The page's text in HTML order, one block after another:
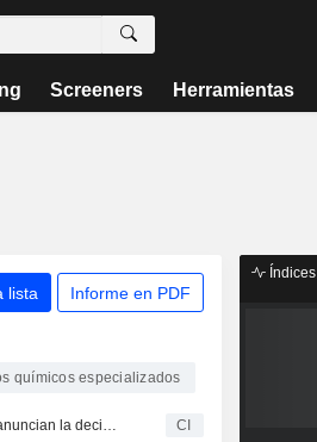
Screeners Herramientas
lista Informe en PDF
químicos especializados
SQM y Wesfarmers anuncian la decisión final de inversión para la ampliación del proyecto de litio Mt Holland CI
Índices